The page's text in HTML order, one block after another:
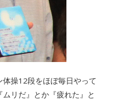
体操12段をほぼ毎日やって
リだ』とか『疲れた』と